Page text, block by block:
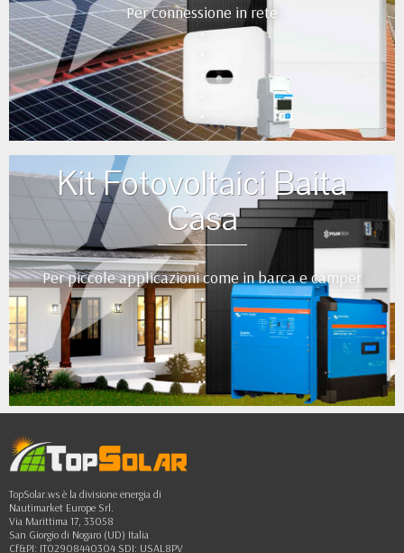
Per connessione in rete
•
•
Kit Fotovoltaici Baita
Casa
Per piccole applicazioni come in barca e camper
•
•
•
•
••
TopSolar.ws è la divisione energia di
Nautimarket Europe Srl.
Via Marittima 17, 33058
San Giorgio di Nogaro (UD) Italia
Cf&PI: IT02908440304 SDI: USAL8PV